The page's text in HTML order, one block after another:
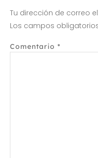
Tu dirección de correo
Los campos
Comentario *